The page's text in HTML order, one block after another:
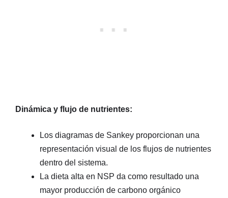
Dinámica y flujo de nutrientes:
Los diagramas de Sankey proporcionan una
representación visual de los flujos de nutrientes
dentro del sistema.
La dieta alta en NSP da como resultado una
mayor producción de carbono orgánico